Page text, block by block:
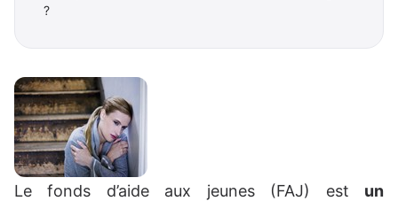
?
Le fonds d’aide aux jeunes (FAJ) est un